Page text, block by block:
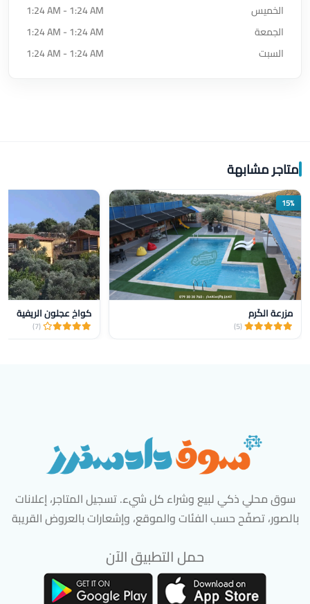
الخميس
1:24 AM - 1:24 AM
الجمعة
1:24 AM - 1:24 AM
السبت
1:24 AM - 1:24 AM
متاجر مشابهة
15%
مزرعة الكَرِم
(5)
كواخ عجلون الريفية
(7)
سوق محلي ذكي لبيع وشراء كل شيء. تسجيل المتاجر، إعلانات
بالصور، تصفّح حسب الفئات والموقع، وإشعارات بالعروض القريبة
حمل التطبيق الآن